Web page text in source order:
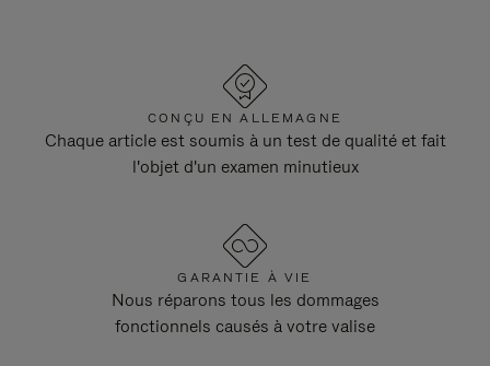
CONÇU EN ALLEMAGNE
Chaque article est soumis à un test de qualité et fait
l'objet d'un examen minutieux
GARANTIE À VIE
Nous réparons tous les dommages
fonctionnels causés à votre valise